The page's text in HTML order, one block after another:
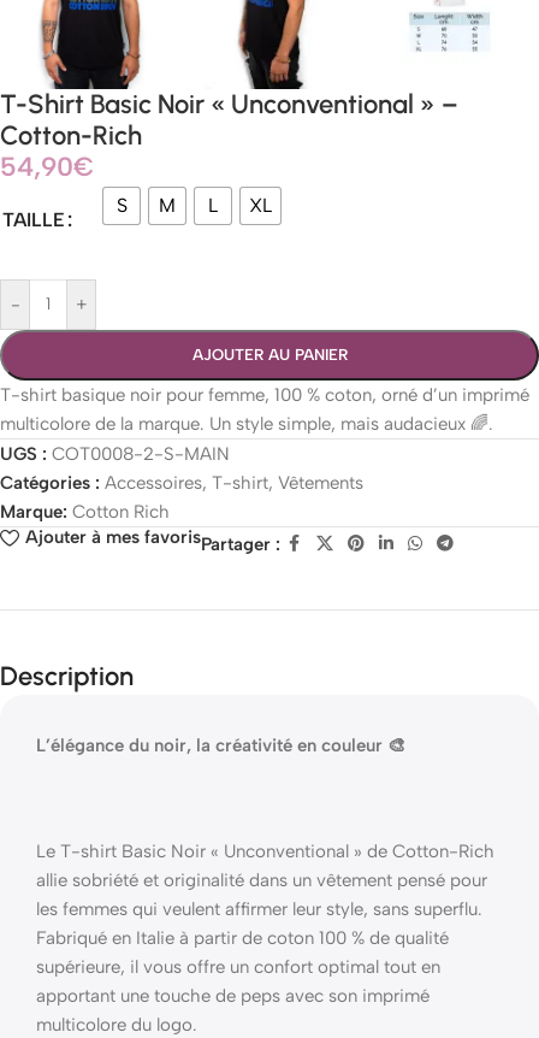
T-Shirt Basic Noir « Unconventional » –
Cotton-Rich
54,90€
TAILLE
S M L XL
- +
AJOUTER AU PANIER
T-shirt basique noir pour femme, 100 % coton, orné d’un imprimé
multicolore de la marque. Un style simple, mais audacieux 🌈.
UGS : COT0008-2-S-MAIN
Catégories : Accessoires, T-shirt, Vêtements
Marque: Cotton Rich
Ajouter à mes favorisPartager :
Description
L’élégance du noir, la créativité en couleur 🎨
Le T-shirt Basic Noir « Unconventional » de Cotton-Rich
allie sobriété et originalité dans un vêtement pensé pour
les femmes qui veulent affirmer leur style, sans superflu.
Fabriqué en Italie à partir de coton 100 % de qualité
supérieure, il vous offre un confort optimal tout en
apportant une touche de peps avec son imprimé
multicolore du logo.